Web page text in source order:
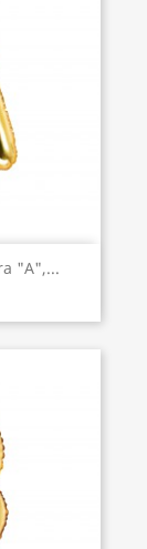
"A",...